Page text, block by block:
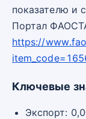
показателю и
Портал
https://
Ключевые
Экспорт: